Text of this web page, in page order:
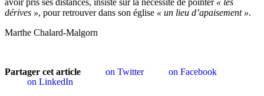
avoir pris ses distances, insiste sur la nécessité de pointer « les
dérives », pour retrouver dans son église « un lieu d’apaisement ».
Marthe Chalard-Malgorn
Partager cet article on Twitter
on Facebook
on LinkedIn